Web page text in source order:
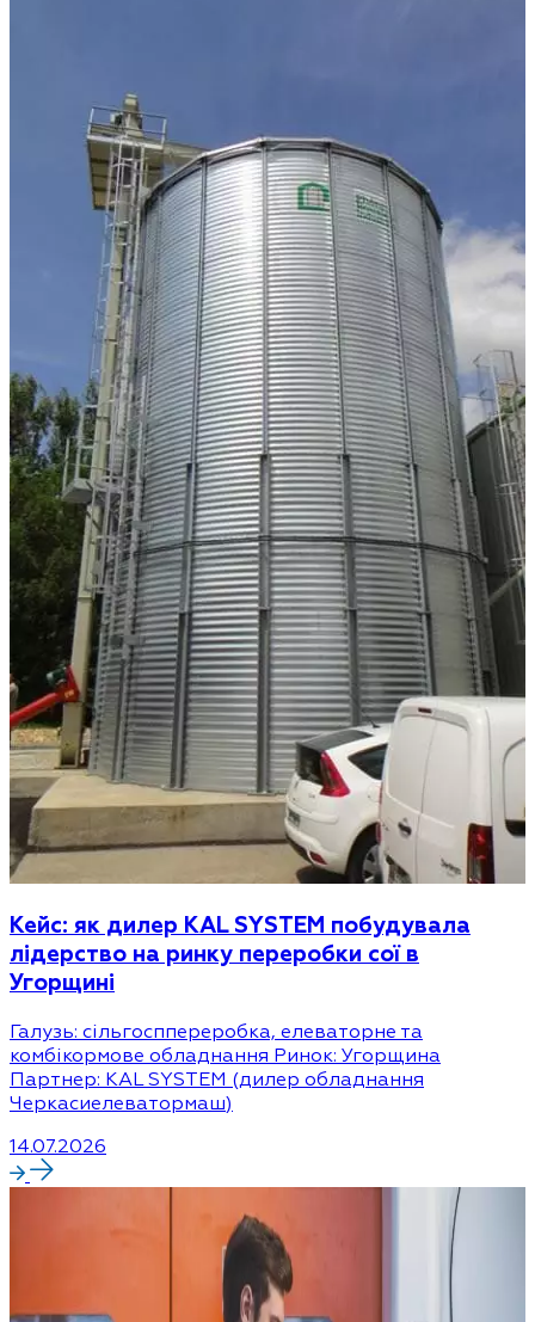
Кейс: як дилер KAL SYSTEM побудувала
лідерство на ринку переробки сої в
Угорщині
Галузь: сільгосппереробка, елеваторне та
комбікормове обладнання Ринок: Угорщина
Партнер: KAL SYSTEM (дилер обладнання
Черкасиелеватормаш)
14.07.2026